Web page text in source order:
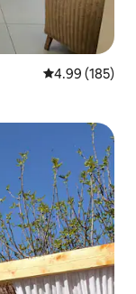
평점 4.99점(5
4.99 (185)